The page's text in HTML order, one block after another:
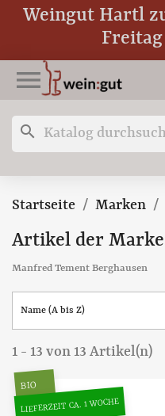
Weingut Hartl
Freitag

search
Startseite Marken
Artikel der
Manfred Tement Berghausen
Name (A bis Z)
1 - 13 von 13 Artikel(n)
BIO
LIEFERZEIT CA. 1 WOCHE